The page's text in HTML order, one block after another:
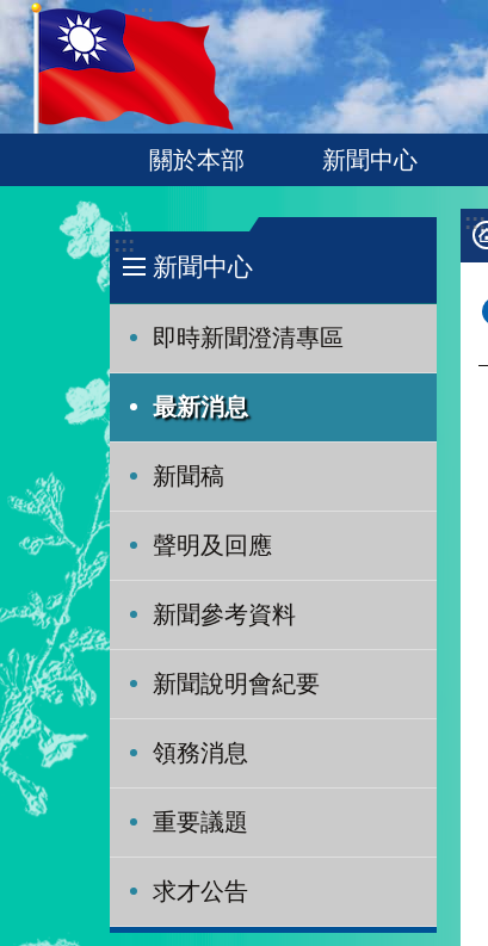
跳到主要內容區塊
:::
關於本部 新聞中心
:::
新聞中心
即時新聞澄清專區
最新消息
新聞稿
聲明及回應
新聞參考資料
新聞說明會紀要
領務消息
重要議題
求才公告
:::